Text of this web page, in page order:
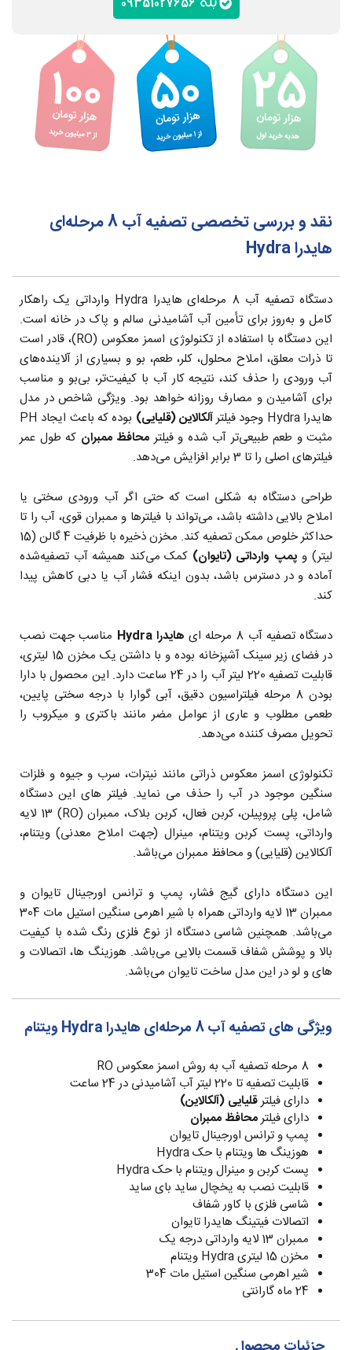
نقد و بررسی تخصصی تصفیه آب 8 مرحله‌ای
هایدرا Hydra
دستگاه تصفیه آب 8 مرحله‌ای هایدرا Hydra وارداتی یک راهکار
کامل و به‌روز برای تأمین آب آشامیدنی سالم و پاک در خانه است.
این دستگاه با استفاده از تکنولوژی اسمز معکوس (RO)، قادر است
تا ذرات معلق، املاح محلول، کلر، طعم، بو و بسیاری از آلاینده‌های
آب ورودی را حذف کند، نتیجه کار آب با کیفیت‌تر، بی‌بو و مناسب
برای آشامیدن و مصارف روزانه خواهد بود. ویژگی شاخص در مدل
هایدرا Hydra وجود فیلتر
آلکالاین (قلیایی)
بوده که باعث ایجاد PH
مثبت و طعم طبیعی‌تر آب شده و فیلتر محافظ ممبران که طول عمر
فیلتر‌های اصلی را تا 3 برابر افزایش می‌دهد.
طراحی دستگاه به شکلی است که حتی اگر آب ورودی سختی یا
املاح بالایی داشته باشد، می‌تواند با فیلترها و ممبران قوی، آب را تا
حداکثر خلوص ممکن تصفیه کند. مخزن ذخیره با ظرفیت 4 گالن (15
لیتر) و پمپ وارداتی (تایوان) کمک می‌کند همیشه آب تصفیه‌شده
آماده و در دسترس باشد، بدون اینکه فشار آب یا دبی کاهش پیدا
کند.
دستگاه تصفیه آب 8 مرحله ای هایدرا Hydra
مناسب جهت نصب
در فضای زیر سینک آشپزخانه بوده و با داشتن یک مخزن 15 لیتری،
قابلیت تصفیه 220 لیتر آب را در 24 ساعت دارد. این محصول با دارا
بودن 8 مرحله فیلتراسیون دقیق، آبی گوارا با درجه سختی پایین،
طعمی مطلوب و عاری از عوامل مضر مانند باکتری و میکروب را
تحویل مصرف کننده می‌دهد.
تکنولوژی اسمز معکوس ذراتی مانند نیترات، سرب و جیوه و فلزات
سنگین موجود در آب را حذف می نماید. فیلتر های این دستگاه
شامل، پلی پروپیلن، کربن فعال، کربن بلاک، ممبران (RO) 13 لایه
وارداتی، پست کربن ویتنام، مینرال (جهت املاح معدنی) ویتنام،
آلکالاین (قلیایی) و محافظ ممبران می‌باشد.
این دستگاه دارای گیج فشار، پمپ و ترانس اورجینال تایوان و
ممبران 13 لایه وارداتی همراه با شیر اهرمی سنگین استیل مات 304
می‌باشد. همچنین شاسی دستگاه از نوع فلزی رنگ شده با کیفیت
بالا و پوشش شفاف قسمت بالایی می‌باشد. هوزینگ ها، اتصالات و
های و لو در این مدل ساخت تایوان می‌باشد.
ویژگی های تصفیه آب 8 مرحله‌ای هایدرا Hydra ویتنام
8 مرحله تصفیه آب به روش اسمز معکوس RO
قابلیت تصفیه تا 220 لیتر آب آشامیدنی در 24 ساعت
دارای فیلترقلیایی (آلکالاین)
دارای فیلترمحافظ ممبران
پمپ و ترانس اورجینال تایوان
هوزینگ ها ویتنام با حک Hydra
پست کربن و مینرال ویتنام با حک Hydra
قابلیت نصب به یخچال ساید بای ساید
شاسی فلزی با کاور شفاف
اتصالات فیتینگ هایدرا تایوان
ممبران 13 لایه وارداتی درجه یک
مخزن 15 لیتری Hydra ویتنام
شیر اهرمی سنگین استیل مات 304
24 ماه گارانتی